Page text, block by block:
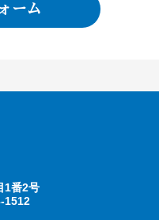
ーム
1番2号
1512